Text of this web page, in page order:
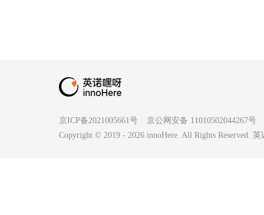
京ICP备2021005661号
京公网安备 11010502044267号
Copyright © 2019 - 2026 innoHere. All Rights Reserved.